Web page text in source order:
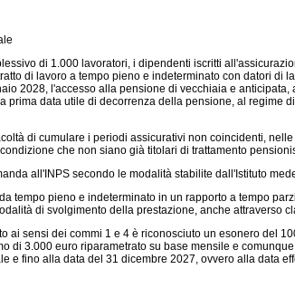
di 1.000 lavoratori, i dipendenti iscritti
di lavoro a tempo pieno e indeterminato con datori di
2028, l'accesso alla pensione di vecchiaia e anticipata,
prima data utile di decorrenza della pensione, al regime
di cumulare i periodi assicurativi non coincidenti,
che non siano già titolari di trattamento
all'INPS secondo le modalità stabilite dall'Istituto
pieno e indeterminato in un rapporto a tempo
di svolgimento della prestazione, anche attraverso
sensi dei commi 1 e 4 è riconosciuto un esonero del
3.000 euro riparametrato su base mensile e
fino alla data del 31 dicembre 2027, ovvero alla data